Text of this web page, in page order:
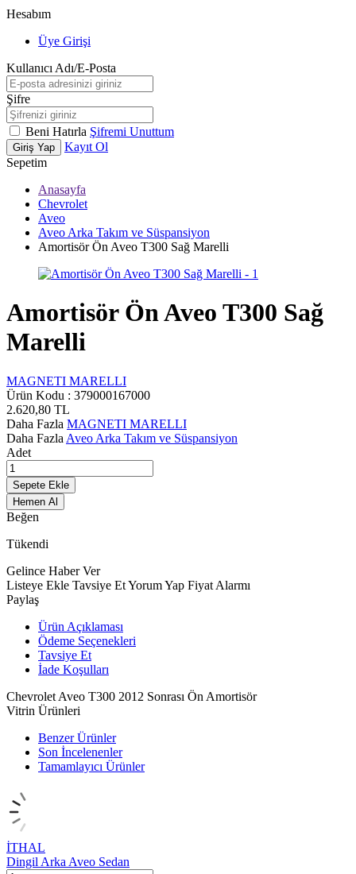
Hesabım
Üye Girişi
Kullanıcı Adı/E-Posta
Şifre
Beni Hatırla Şifremi Unuttum
Giriş Yap
Kayıt Ol
Sepetim
Anasayfa
Chevrolet
Aveo
Aveo Arka Takım ve Süspansiyon
Amortisör Ön Aveo T300 Sağ Marelli
Amortisör Ön Aveo T300 Sağ
Marelli
MAGNETI MARELLI
Ürün Kodu : 379000167000
2.620,80 TL
Daha Fazla MAGNETI MARELLI
Daha Fazla Aveo Arka Takım ve Süspansiyon
Adet
Sepete Ekle
Hemen Al
Beğen
Tükendi
Gelince Haber Ver
Listeye Ekle Tavsiye EtYorum Yap Fiyat Alarmı
Paylaş
Ürün Açıklaması
Ödeme Seçenekleri
Tavsiye Et
İade Koşulları
Chevrolet Aveo T300 2012 Sonrası Ön Amortisör
Vitrin Ürünleri
Benzer Ürünler
Son İncelenenler
Tamamlayıcı Ürünler
İTHAL
Dingil Arka Aveo Sedan